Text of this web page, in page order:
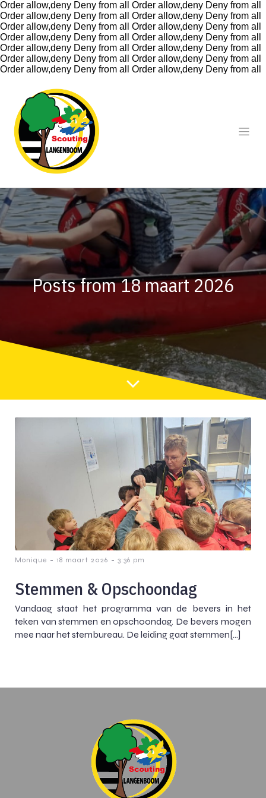
Order allow,deny Deny from all Order allow,deny Deny from all
Order allow,deny Deny from all Order allow,deny Deny from all
Order allow,deny Deny from all Order allow,deny Deny from all
Order allow,deny Deny from all Order allow,deny Deny from all
Order allow,deny Deny from all Order allow,deny Deny from all
Order allow,deny Deny from all Order allow,deny Deny from all
Order allow,deny Deny from all Order allow,deny Deny from all
Posts from 18 maart 2026
Monique - 18 maart 2026 - 3:36 pm
Stemmen & Opschoondag
Vandaag staat het programma van de bevers in het
teken van stemmen en opschoondag. De bevers mogen
mee naar het stembureau. De leiding gaat stemmen[…]